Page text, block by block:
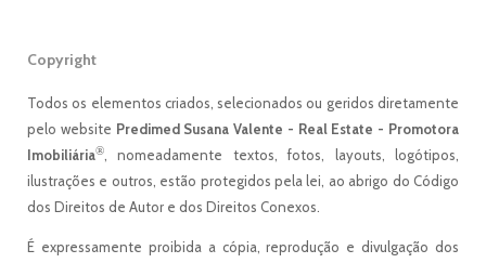
Copyright
Todos os elementos criados, selecionados ou geridos diretamente
pelo website Predimed Susana Valente - Real Estate - Promotora
Imobiliária®
, nomeadamente textos, fotos, layouts, logótipos,
ilustrações e outros, estão protegidos pela lei, ao abrigo do Código
dos Direitos de Autor e dos Direitos Conexos.
É expressamente proibida a cópia, reprodução e divulgação dos